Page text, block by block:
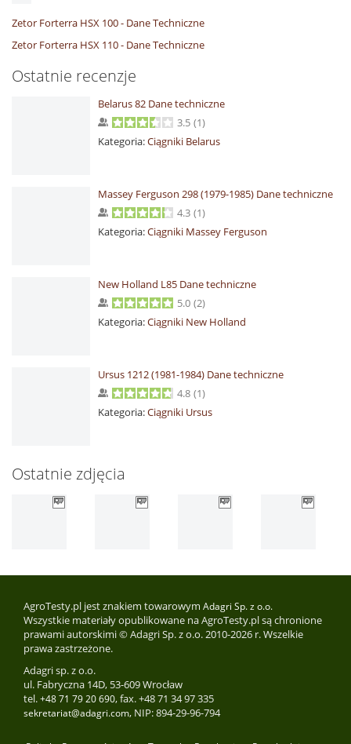
Zetor Forterra HSX 100 - Dane Techniczne
Zetor Forterra HSX 110 - Dane Techniczne
Ostatnie recenzje
Belarus 82 Dane techniczne
3.5 (1)
Kategoria:Ciągniki Belarus
Massey Ferguson 298 (1979-1985) Dane techniczne
4.3 (1)
Kategoria:Ciągniki Massey Ferguson
New Holland L85 Dane techniczne
5.0 (2)
Kategoria:Ciągniki New Holland
Ursus 1212 (1981-1984) Dane techniczne
4.8 (1)
Kategoria:Ciągniki Ursus
Ostatnie zdjęcia
AgroTesty.pl jest znakiem towarowym Adagri Sp. z o.o.
Wszystkie materiały opublikowane na AgroTesty.pl są chronione
prawami autorskimi © Adagri Sp. z o.o. 2010-2026 r. Wszelkie
prawa zastrzeżone.
Adagri sp. z o.o.
ul. Fabryczna 14D, 53-609 Wrocław
tel.+48 71 79 20 690, fax. +48 71 34 97 335
sekretariat@adagri.com, NIP: 894-29-96-794